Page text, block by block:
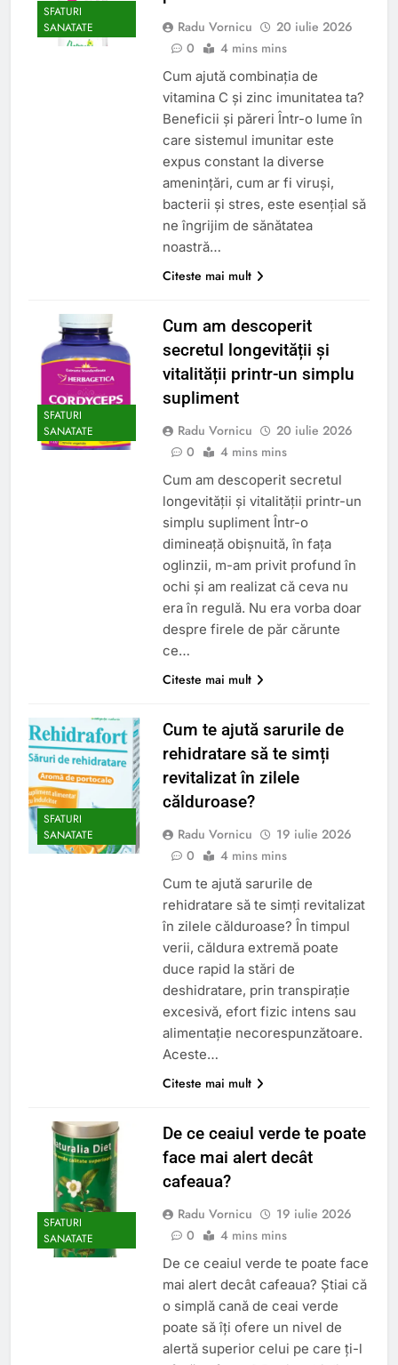
SFATURI
SANATATE
Radu Vornicu
20 iulie 2026
0
4 mins mins
Cum ajută combinația de
vitamina C și zinc imunitatea ta?
Beneficii și păreri Într-o lume în
care sistemul imunitar este
expus constant la diverse
amenințări, cum ar fi viruși,
bacterii și stres, este esențial să
ne îngrijim de sănătatea
noastră…
Citeste mai mult
SFATURI
SANATATE
Cum am descoperit
secretul longevității și
vitalității printr-un simplu
supliment
Radu Vornicu
20 iulie 2026
0
4 mins mins
Cum am descoperit secretul
longevității și vitalității printr-un
simplu supliment Într-o
dimineață obișnuită, în fața
oglinzii, m-am privit profund în
ochi și am realizat că ceva nu
era în regulă. Nu era vorba doar
despre firele de păr cărunte
ce…
Citeste mai mult
SFATURI
SANATATE
Cum te ajută sarurile de
rehidratare să te simți
revitalizat în zilele
călduroase?
Radu Vornicu
19 iulie 2026
0
4 mins mins
Cum te ajută sarurile de
rehidratare să te simți revitalizat
în zilele călduroase? În timpul
verii, căldura extremă poate
duce rapid la stări de
deshidratare, prin transpirație
excesivă, efort fizic intens sau
alimentație necorespunzătoare.
Aceste…
Citeste mai mult
SFATURI
SANATATE
De ce ceaiul verde te poate
face mai alert decât
cafeaua?
Radu Vornicu
19 iulie 2026
0
4 mins mins
De ce ceaiul verde te poate face
mai alert decât cafeaua? Știai că
o simplă cană de ceai verde
poate să îți ofere un nivel de
alertă superior celui pe care ți-l